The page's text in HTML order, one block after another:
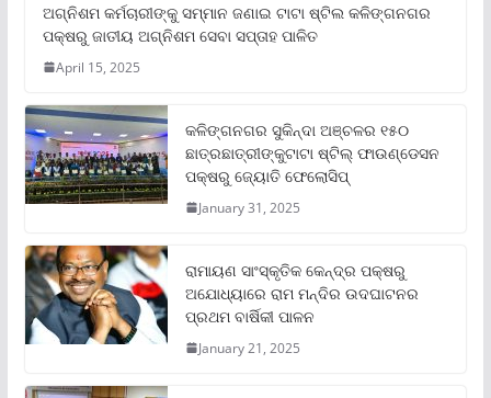
ଅଗ୍ନିଶମ କର୍ମଚାରୀଙ୍କୁ ସମ୍ମାନ ଜଣାଇ ଟାଟା ଷ୍ଟିଲ କଳିଙ୍ଗନଗର
ପକ୍ଷରୁ ଜାତୀୟ ଅଗ୍ନିଶମ ସେବା ସପ୍ତାହ ପାଳିତ
April 15, 2025
କଳିଙ୍ଗନଗର ସୁକିନ୍ଦା ଅଞ୍ଚଳର ୧୫୦
ଛାତ୍ରଛାତ୍ରୀଙ୍କୁଟାଟା ଷ୍ଟିଲ୍ ଫାଉଣ୍ଡେସନ
ପକ୍ଷରୁ ଜ୍ୟୋତି ଫେଲୋସିପ୍‌
January 31, 2025
ରାମାୟଣ ସାଂସ୍କୃତିକ କେନ୍ଦ୍ର ପକ୍ଷରୁ
ଅଯୋଧ୍ୟାରେ ରାମ ମନ୍ଦିର ଉଦଘାଟନର
ପ୍ରଥମ ବାର୍ଷିକୀ ପାଳନ
January 21, 2025